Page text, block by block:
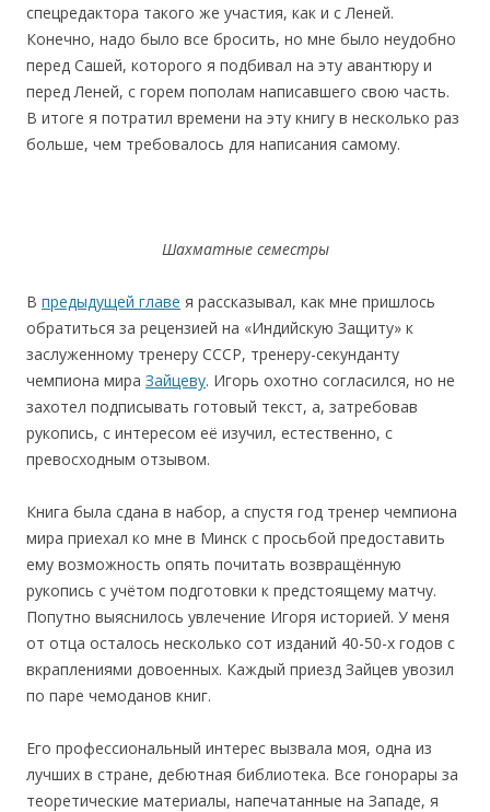
спецредактора такого же участия, как и с Леней.
Конечно, надо было все бросить, но мне было неудобно
перед Сашей, которого я подбивал на эту авантюру и
перед Леней, с горем пополам написавшего свою часть.
В итоге я потратил времени на эту книгу в несколько раз
больше, чем требовалось для написания самому.
Шахматные семестры
В предыдущей главе я рассказывал, как мне пришлось
обратиться за рецензией на «Индийскую Защиту» к
заслуженному тренеру СССР, тренеру-секунданту
чемпиона мира Зайцеву. Игорь охотно согласился, но не
захотел подписывать готовый текст, а, затребовав
рукопись, с интересом её изучил, естественно, с
превосходным отзывом.
Книга была сдана в набор, а спустя год тренер чемпиона
мира приехал ко мне в Минск с просьбой предоставить
ему возможность опять почитать возвращённую
рукопись с учётом подготовки к предстоящему матчу.
Попутно выяснилось увлечение Игоря историей. У меня
от отца осталось несколько сот изданий 40-50-х годов с
вкраплениями довоенных. Каждый приезд Зайцев увозил
по паре чемоданов книг.
Его профессиональный интерес вызвала моя, одна из
лучших в стране, дебютная библиотека. Все гонорары за
теоретические материалы, напечатанные на Западе, я